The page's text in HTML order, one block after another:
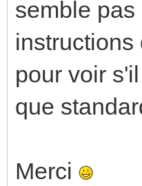
semble
instructions
pour voir
que
Merci